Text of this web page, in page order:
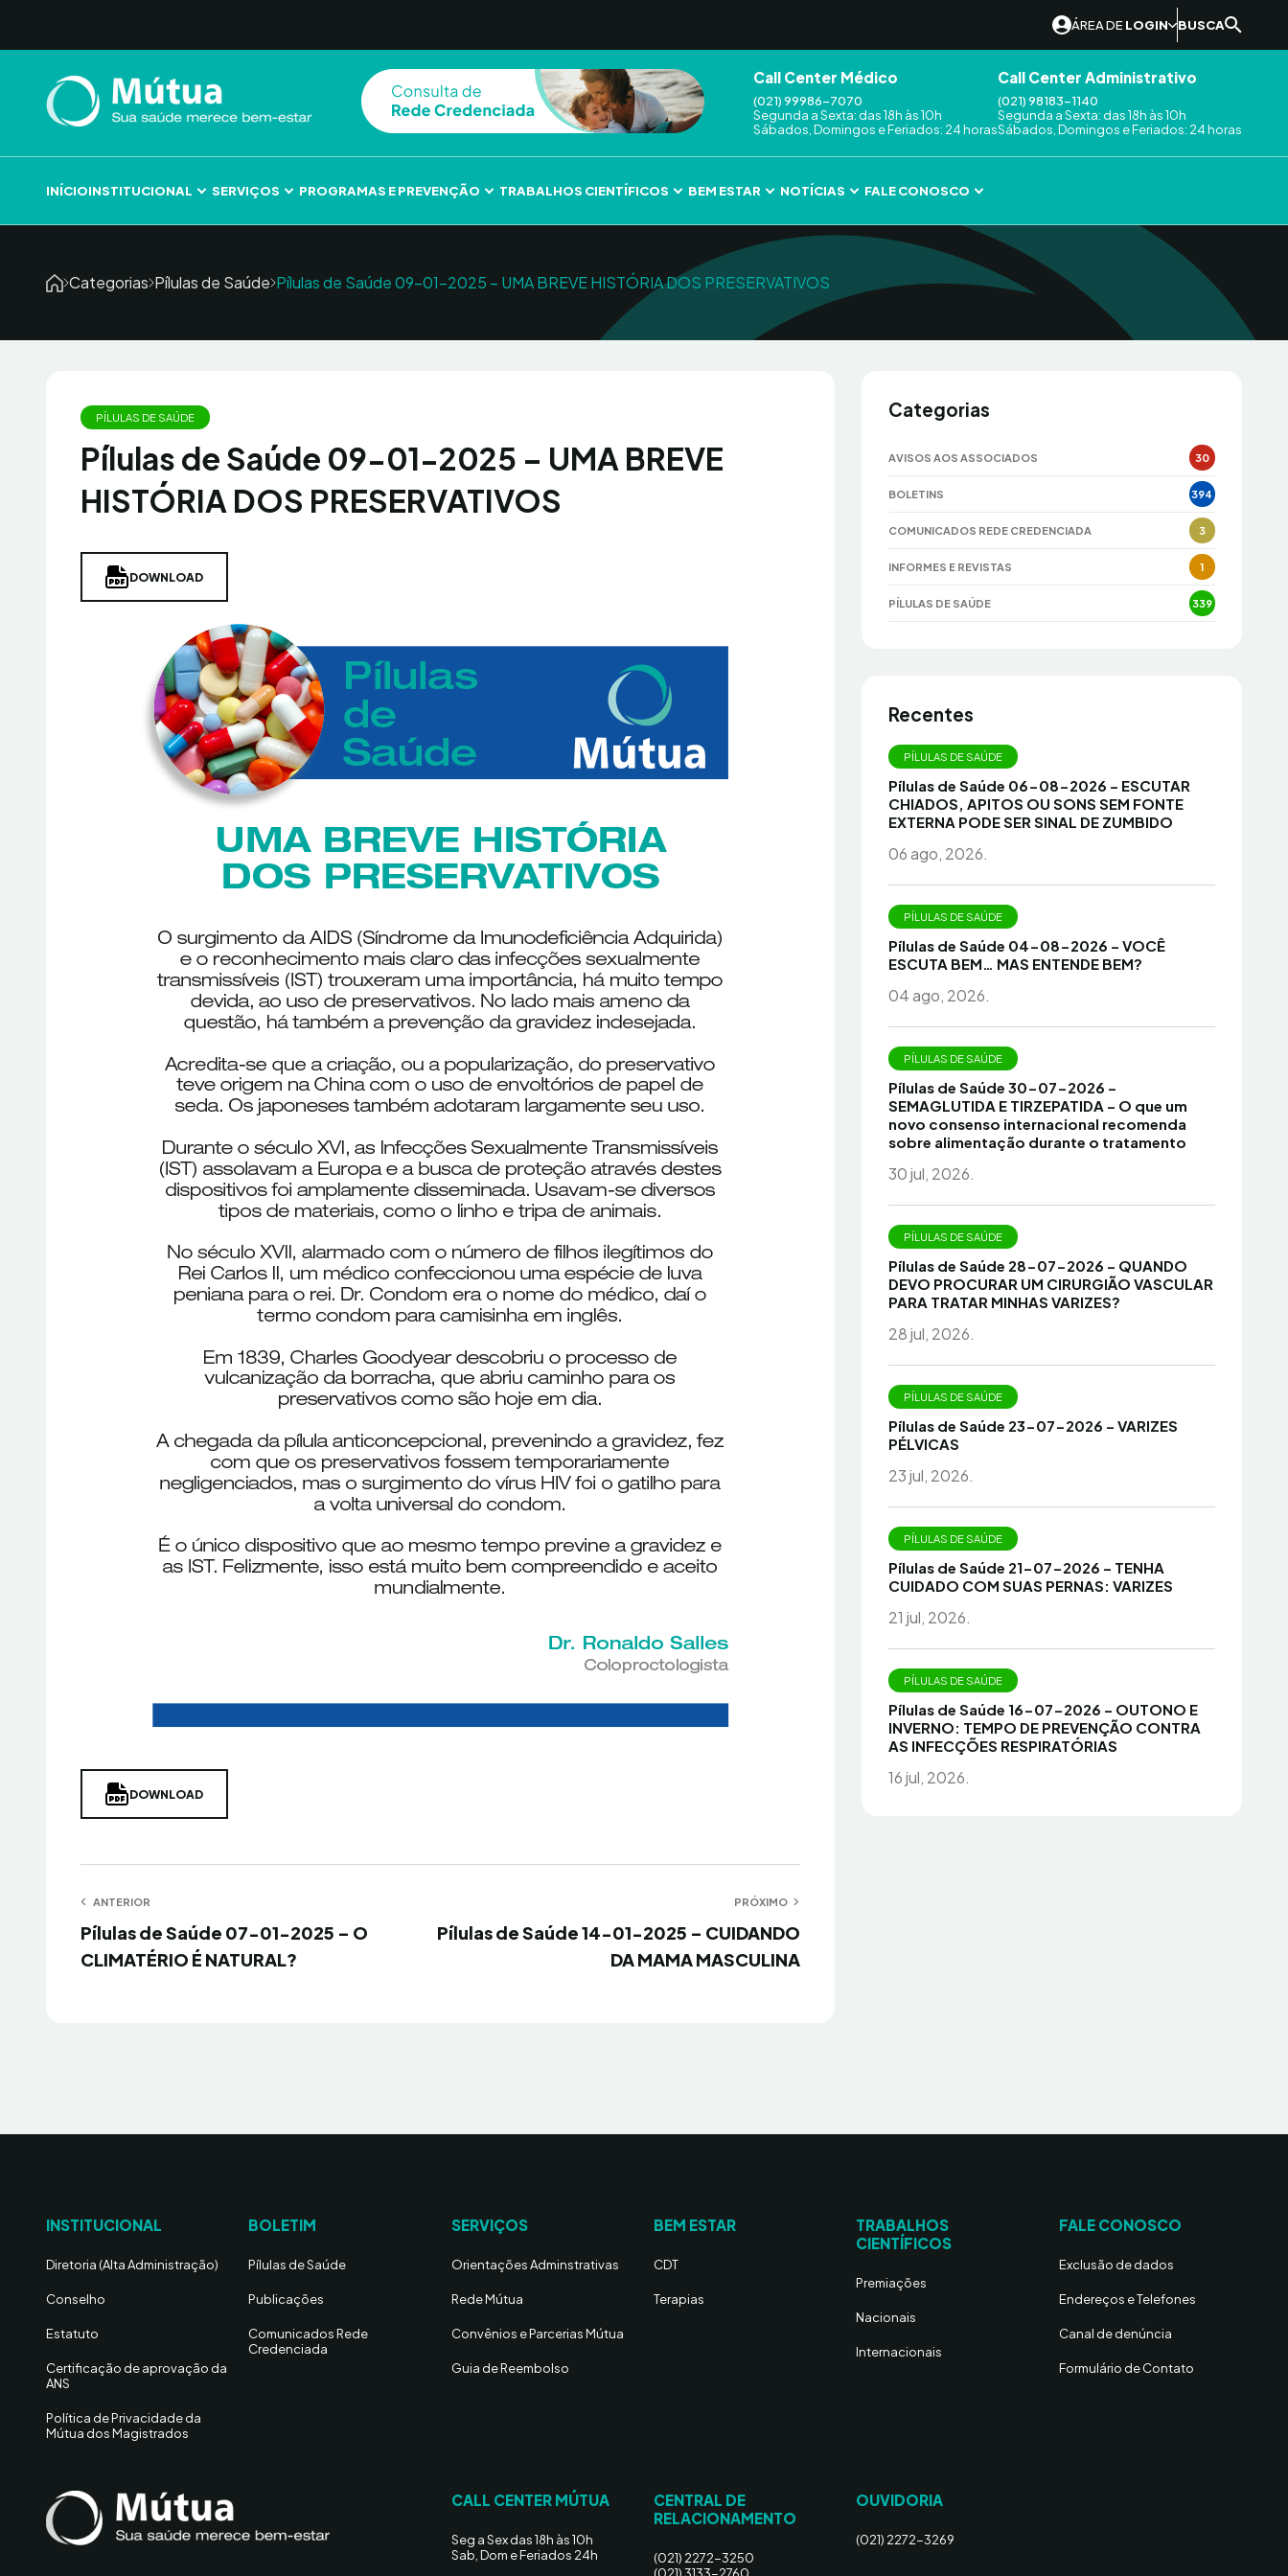
ÁREA DE LOGIN BUSCA
Call Center Médico
(021) 99986-7070
Segunda a Sexta: das 18h às 10h
Sábados, Domingos e Feriados: 24 horas
Call Center Administrativo
(021) 98183-1140
Segunda a Sexta: das 18h às 10h
Sábados, Domingos e Feriados: 24 horas
INÍCIOINSTITUCIONAL SERVIÇOS PROGRAMAS E PREVENÇÃO TRABALHOS CIENTÍFICOS BEM ESTAR NOTÍCIAS FALE CONOSCO
Categorias Pílulas de Saúde Pílulas de Saúde 09-01-2025 – UMA BREVE HISTÓRIA DOS PRESERVATIVOS
PÍLULAS DE SAÚDE
Pílulas de Saúde 09-01-2025 – UMA BREVE
HISTÓRIA DOS PRESERVATIVOS
DOWNLOAD
DOWNLOAD
Navegação
de
Post
ANTERIOR
Anterior
Pílulas de Saúde 07-01-2025 – O
CLIMATÉRIO É NATURAL?
PRÓXIMO
Próximo
Pílulas de Saúde 14-01-2025 – CUIDANDO
DA MAMA MASCULINA
Categorias
AVISOS AOS ASSOCIADOS 30
BOLETINS 394
COMUNICADOS REDE CREDENCIADA 3
INFORMES E REVISTAS 1
PÍLULAS DE SAÚDE 339
Recentes
PÍLULAS DE SAÚDE
Pílulas de Saúde 06-08-2026 – ESCUTAR
CHIADOS, APITOS OU SONS SEM FONTE
EXTERNA PODE SER SINAL DE ZUMBIDO
06 ago, 2026.
PÍLULAS DE SAÚDE
Pílulas de Saúde 04-08-2026 – VOCÊ
ESCUTA BEM… MAS ENTENDE BEM?
04 ago, 2026.
PÍLULAS DE SAÚDE
Pílulas de Saúde 30-07-2026 –
SEMAGLUTIDA E TIRZEPATIDA – O que um
novo consenso internacional recomenda
sobre alimentação durante o tratamento
30 jul, 2026.
PÍLULAS DE SAÚDE
Pílulas de Saúde 28-07-2026 – QUANDO
DEVO PROCURAR UM CIRURGIÃO VASCULAR
PARA TRATAR MINHAS VARIZES?
28 jul, 2026.
PÍLULAS DE SAÚDE
Pílulas de Saúde 23-07-2026 – VARIZES
PÉLVICAS
23 jul, 2026.
PÍLULAS DE SAÚDE
Pílulas de Saúde 21-07-2026 – TENHA
CUIDADO COM SUAS PERNAS: VARIZES
21 jul, 2026.
PÍLULAS DE SAÚDE
Pílulas de Saúde 16-07-2026 – OUTONO E
INVERNO: TEMPO DE PREVENÇÃO CONTRA
AS INFECÇÕES RESPIRATÓRIAS
16 jul, 2026.
INSTITUCIONAL
Diretoria (Alta Administração)
Conselho
Estatuto
Certificação de aprovação da
ANS
Política de Privacidade da
Mútua dos Magistrados
BOLETIM
Pílulas de Saúde
Publicações
Comunicados Rede
Credenciada
SERVIÇOS
Orientações Adminstrativas
Rede Mútua
Convênios e Parcerias Mútua
Guia de Reembolso
BEM ESTAR
CDT
Terapias
TRABALHOS
CIENTÍFICOS
Premiações
Nacionais
Internacionais
FALE CONOSCO
Exclusão de dados
Endereços e Telefones
Canal de denúncia
Formulário de Contato
CALL CENTER MÚTUA
Seg a Sex das 18h às 10h
Sab, Dom e Feriados 24h
CENTRAL DE
RELACIONAMENTO
(021) 2272-3250
OUVIDORIA
(021) 2272-3269